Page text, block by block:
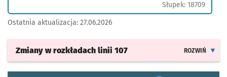
Słupek: 18709
Ostatnia aktualizacja: 27.06.2026
Zmiany w rozkładach linii 107 ROZWIŃ